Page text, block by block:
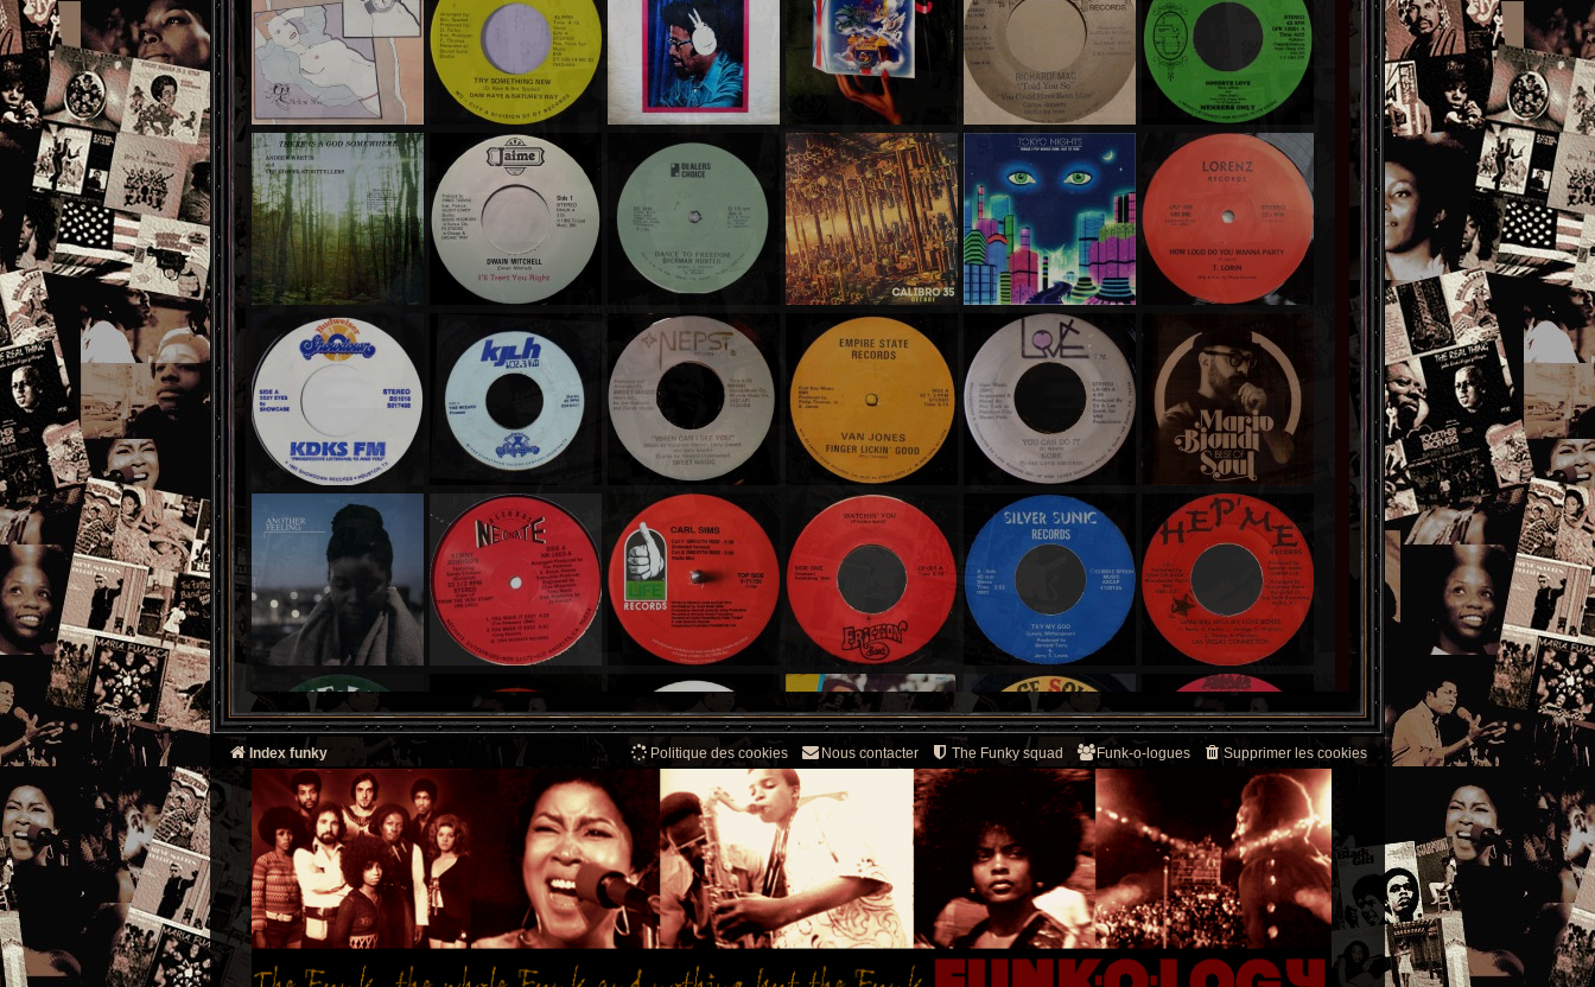
Index funky Supprimer les cookies
Funk-o-logues
The Funky squad
Nous contacter
Politique des cookies